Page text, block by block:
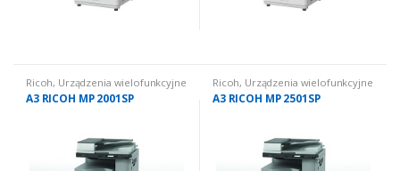
Ricoh, Urządzenia wielofunkcyjne
używane, Urządzenia
wielofunkcyjne używane: czarno
A3 RICOH MP 2001SP
Ricoh, Urządzenia wielofunkcyjne
używane, Urządzenia
wielofunkcyjne używane: czarno
A3 RICOH MP 2501SP